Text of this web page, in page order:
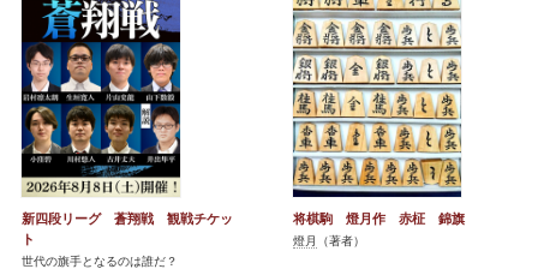
新四段リーグ 蒼翔戦 観戦チケッ
ト
世代の旗手となるのは誰だ？
将棋駒 燈月作 赤柾 錦旗
燈月 （著者）